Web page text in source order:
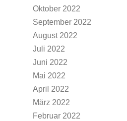
Oktober 2022
September 2022
August 2022
Juli 2022
Juni 2022
Mai 2022
April 2022
März 2022
Februar 2022